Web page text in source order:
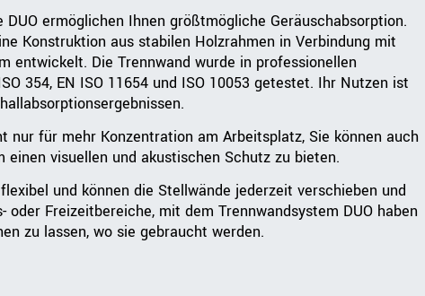
ermöglichen Ihnen größtmögliche Geräuschabsorption.
Konstruktion aus stabilen Holzrahmen in Verbindung mit
entwickelt. Die Trennwand wurde in professionellen
354, EN ISO 11654 und ISO 10053 getestet. Ihr Nutzen ist
nur für mehr Konzentration am Arbeitsplatz, Sie können auch
einen visuellen und akustischen Schutz zu bieten.
und können die Stellwände jederzeit verschieben und
oder Freizeitbereiche, mit dem Trennwandsystem DUO haben
zu lassen, wo sie gebraucht werden.